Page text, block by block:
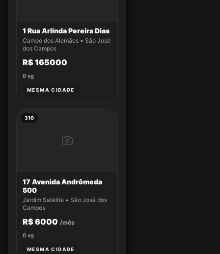
1 Rua Arlinda Pereira Dias
Campo dos Alemães • São José
dos Campos
R$ 165000
0 vg
MESMA CIDADE
310
17 Avenida Andrômeda
500
Jardim Satélite • São José dos
Campos
R$ 6000 /mês
0 vg
MESMA CIDADE